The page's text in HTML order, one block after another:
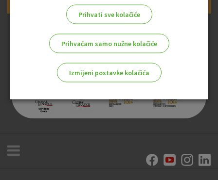
Prihvati sve kolačiće
Prihvaćam samo nužne kolačiće
Izmijeni postavke kolačića